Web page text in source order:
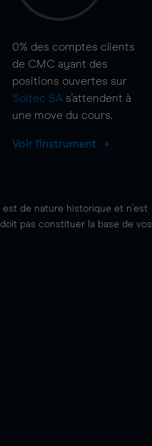
0% des comptes clients
de CMC ayant des
positions ouvertes sur
Soitec SA s'attendent à
une move du cours.
Voir l'instrument
est de nature historique et n'est
pas constituer la base de vos